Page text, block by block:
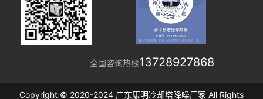
全国咨询热线13728927868
Copyright © 2020-2024 广东康明冷却塔降噪厂家 All Rights